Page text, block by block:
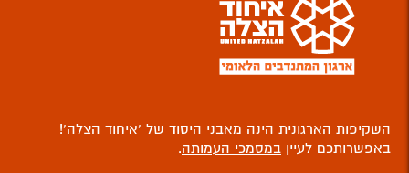
השקיפות הארגונית הינה מאבני היסוד של ‘איחוד הצלה’!
באפשרותכם לעיין במסמכי העמותה.